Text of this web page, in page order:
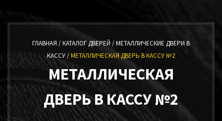
ГЛАВНАЯ /КАТАЛОГ ДВЕРЕЙ /МЕТАЛЛИЧЕСКИЕ ДВЕРИ В
КАССУ /МЕТАЛЛИЧЕСКАЯ ДВЕРЬ В КАССУ №2
МЕТАЛЛИЧЕСКАЯ
ДВЕРЬ В КАССУ №2